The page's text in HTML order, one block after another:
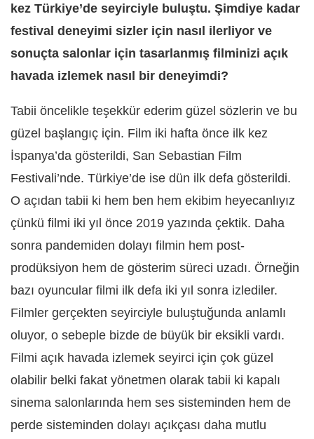
kez Türkiye’de seyirciyle buluştu. Şimdiye kadar
festival deneyimi sizler için nasıl ilerliyor ve
sonuçta salonlar için tasarlanmış filminizi açık
havada izlemek nasıl bir deneyimdi?
Tabii öncelikle teşekkür ederim güzel sözlerin ve bu
güzel başlangıç için. Film iki hafta önce ilk kez
İspanya’da gösterildi, San Sebastian Film
Festivali’nde. Türkiye’de ise dün ilk defa gösterildi.
O açıdan tabii ki hem ben hem ekibim heyecanlıyız
çünkü filmi iki yıl önce 2019 yazında çektik. Daha
sonra pandemiden dolayı filmin hem post-
prodüksiyon hem de gösterim süreci uzadı. Örneğin
bazı oyuncular filmi ilk defa iki yıl sonra izlediler.
Filmler gerçekten seyirciyle buluştuğunda anlamlı
oluyor, o sebeple bizde de büyük bir eksikli vardı.
Filmi açık havada izlemek seyirci için çok güzel
olabilir belki fakat yönetmen olarak tabii ki kapalı
sinema salonlarında hem ses sisteminden hem de
perde sisteminden dolayı açıkçası daha mutlu